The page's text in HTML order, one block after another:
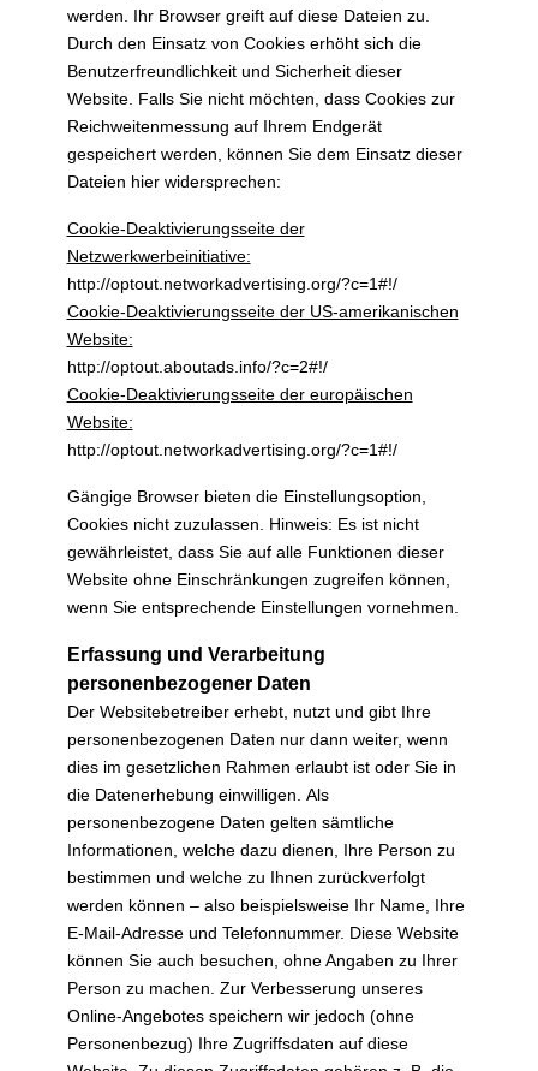
werden. Ihr Browser greift auf diese Dateien zu.
Durch den Einsatz von Cookies erhöht sich die
Benutzerfreundlichkeit und Sicherheit dieser
Website. Falls Sie nicht möchten, dass Cookies zur
Reichweitenmessung auf Ihrem Endgerät
gespeichert werden, können Sie dem Einsatz dieser
Dateien hier widersprechen:
Cookie-Deaktivierungsseite der
Netzwerkwerbeinitiative:
http://optout.networkadvertising.org/?c=1#!/
Cookie-Deaktivierungsseite der US-amerikanischen
Website:
http://optout.aboutads.info/?c=2#!/
Cookie-Deaktivierungsseite der europäischen
Website:
http://optout.networkadvertising.org/?c=1#!/
Gängige Browser bieten die Einstellungsoption,
Cookies nicht zuzulassen. Hinweis: Es ist nicht
gewährleistet, dass Sie auf alle Funktionen dieser
Website ohne Einschränkungen zugreifen können,
wenn Sie entsprechende Einstellungen vornehmen.
Erfassung und Verarbeitung
personenbezogener Daten
Der Websitebetreiber erhebt, nutzt und gibt Ihre
personenbezogenen Daten nur dann weiter, wenn
dies im gesetzlichen Rahmen erlaubt ist oder Sie in
die Datenerhebung einwilligen. Als
personenbezogene Daten gelten sämtliche
Informationen, welche dazu dienen, Ihre Person zu
bestimmen und welche zu Ihnen zurückverfolgt
werden können – also beispielsweise Ihr Name, Ihre
E-Mail-Adresse und Telefonnummer. Diese Website
können Sie auch besuchen, ohne Angaben zu Ihrer
Person zu machen. Zur Verbesserung unseres
Online-Angebotes speichern wir jedoch (ohne
Personenbezug) Ihre Zugriffsdaten auf diese